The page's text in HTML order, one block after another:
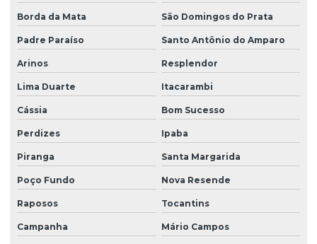
Borda da Mata São Domingos do Prata
Padre Paraíso Santo Antônio do Amparo
Arinos Resplendor
Lima Duarte Itacarambi
Cássia Bom Sucesso
Perdizes Ipaba
Piranga Santa Margarida
Poço Fundo Nova Resende
Raposos Tocantins
Campanha Mário Campos